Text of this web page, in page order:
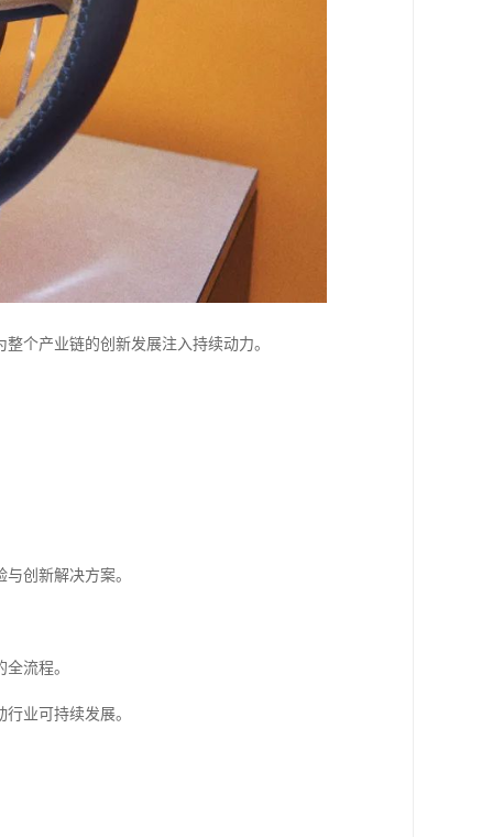
个产业链的创新发展注入持续动力。
创新解决方案。
流程。
业可持续发展。